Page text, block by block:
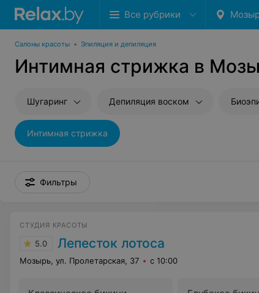
Все рубрики
Салоны красоты • Эпиляция и депиляция
Интимная стрижка в
Шугаринг Депиляция воском
Интимная стрижка
Фильтры
СТУДИЯ КРАСОТЫ
5.0 Лепесток лотоса
Мозырь, ул. Пролетарская, 37 с 10:00